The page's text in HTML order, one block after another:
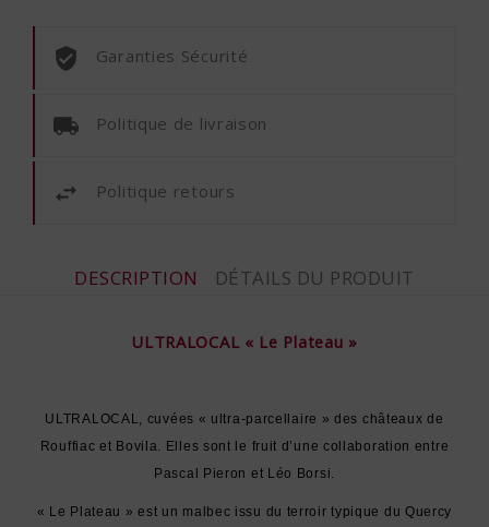
Garanties Sécurité
Politique de livraison
Politique retours
DESCRIPTION DÉTAILS DU PRODUIT
ULTRALOCAL « Le Plateau »
ULTRALOCAL, cuvées « ultra-parcellaire » des châteaux de
Rouffiac et Bovila. Elles sont le fruit d’une collaboration entre
Pascal Pieron et Léo Borsi.
« Le Plateau » est un malbec issu du terroir typique du Quercy